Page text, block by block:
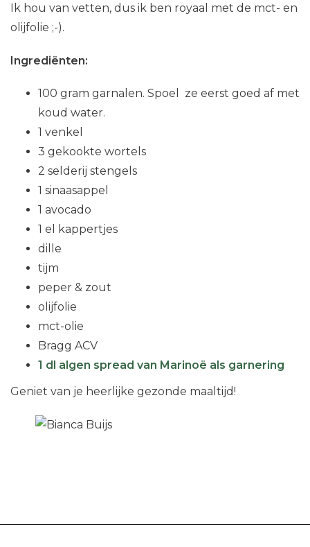
Ik hou van vetten, dus ik ben royaal met de mct- en
olijfolie ;-).
Ingrediënten:
100 gram garnalen. Spoel ze eerst goed af met
koud water.
1 venkel
3 gekookte wortels
2 selderij stengels
1 sinaasappel
1 avocado
1 el kappertjes
dille
tijm
peper & zout
olijfolie
mct-olie
Bragg ACV
1 dl algen spread van Marinoë als garnering
Geniet van je heerlijke gezonde maaltijd!